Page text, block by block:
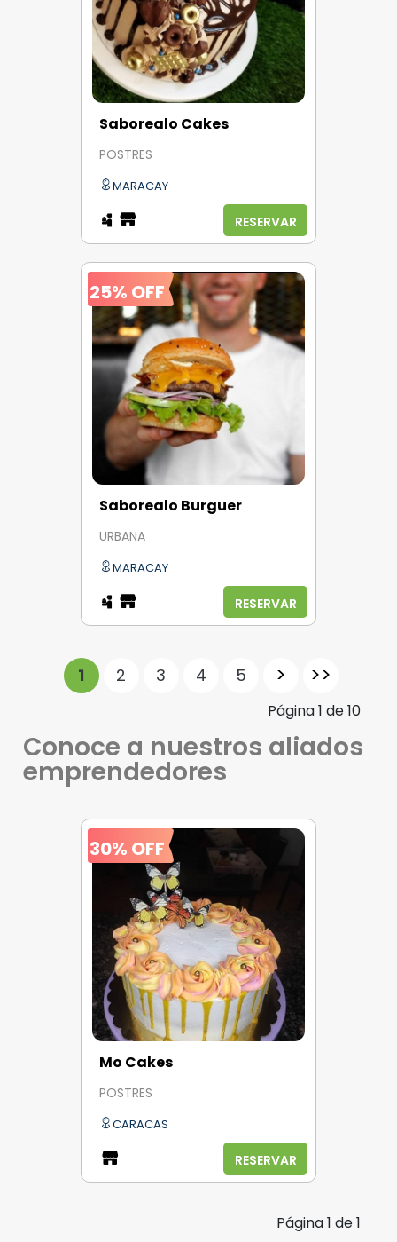
Saborealo Cakes
POSTRES
MARACAY
RESERVAR
25% OFF
Saborealo Burguer
URBANA
MARACAY
RESERVAR
1 2 3 4 5 > >>
Página1 de10
Conoce a nuestros aliados
emprendedores
30% OFF
Mo Cakes
POSTRES
CARACAS
RESERVAR
Página1 de1